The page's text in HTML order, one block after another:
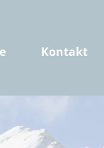
Kontakt